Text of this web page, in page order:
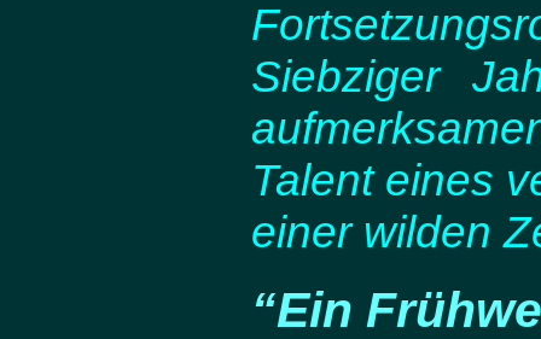
Siebziger
Talent eines
einer wilden
“Ein